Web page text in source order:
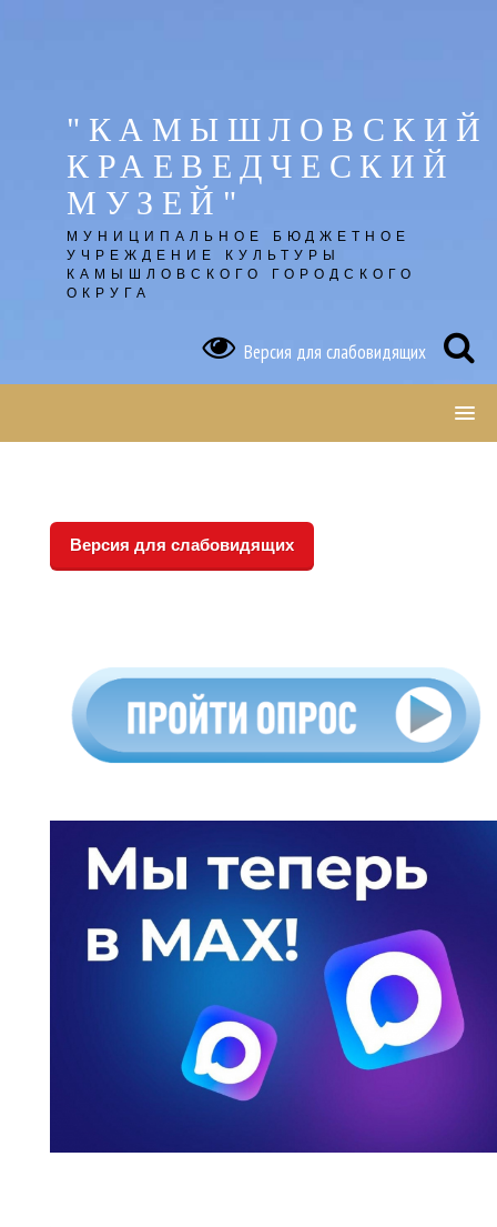
"КАМЫШЛОВСКИЙ
КРАЕВЕДЧЕСКИЙ
МУЗЕЙ"
МУНИЦИПАЛЬНОЕ БЮДЖЕТНОЕ
УЧРЕЖДЕНИЕ КУЛЬТУРЫ
КАМЫШЛОВСКОГО ГОРОДСКОГО
ОКРУГА
Версия для слабовидящих
Версия для слабовидящих